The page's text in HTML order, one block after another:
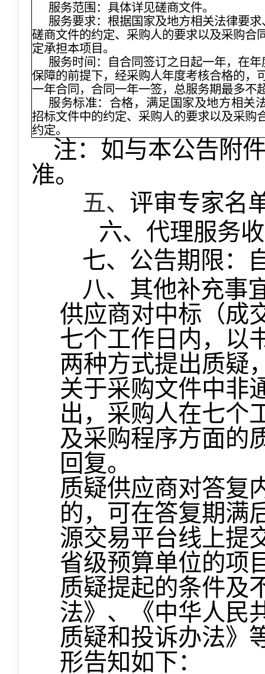
服务范围：具体详见磋商文件。
服务要求：根据国家及地方相关法律要求
磋商文件的约定、采购人的要求以及采购合
定承担本项目。
服务时间：自合同签订之日起一年，在年
保障的前提下，经采购人年度考核合格的，
一年合同，合同一年一签，总服务期最多不
服务标准：合格，满足国家及地方相关
招标文件中的约定、采购人的要求以及采购
约定。
注：如与本公告附
准。
五、 评审专家名
六、代理服务
七、公告期限：
八、其他补充事
供应商对中标（成
七个工作日内，以
两种方式提出质疑
关于采购文件中非
出，采购人在七个
及采购程序方面的
回复。
质疑供应商对答复
的，可在答复期满
源交易平台线上提
省级预算单位的项
质疑提起的条件及
法》、《中华人民
质疑和投诉办法》
形告知如下：